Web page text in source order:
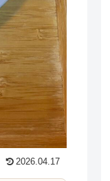
2026.04.17